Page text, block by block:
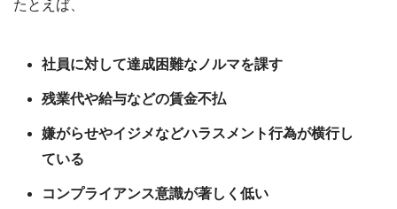
たとえば、
社員に対して達成困難なノルマを課す
残業代や給与などの賃金不払
嫌がらせやイジメなどハラスメント行為が横行し
ている
コンプライアンス意識が著しく低い